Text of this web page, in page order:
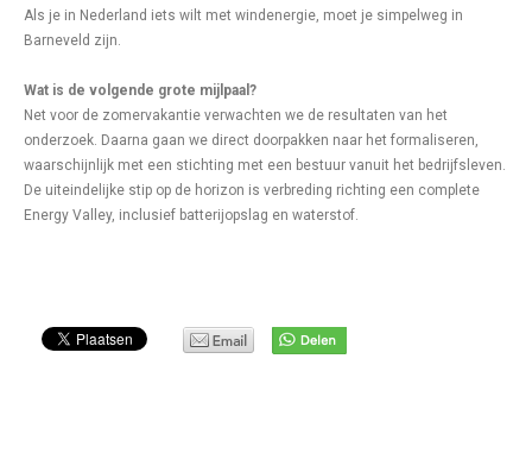
Als je in Nederland iets wilt met windenergie, moet je simpelweg in
Barneveld zijn.
Wat is de volgende grote mijlpaal?
Net voor de zomervakantie verwachten we de resultaten van het
onderzoek. Daarna gaan we direct doorpakken naar het formaliseren,
waarschijnlijk met een stichting met een bestuur vanuit het bedrijfsleven.
De uiteindelijke stip op de horizon is verbreding richting een complete
Energy Valley, inclusief batterijopslag en waterstof.